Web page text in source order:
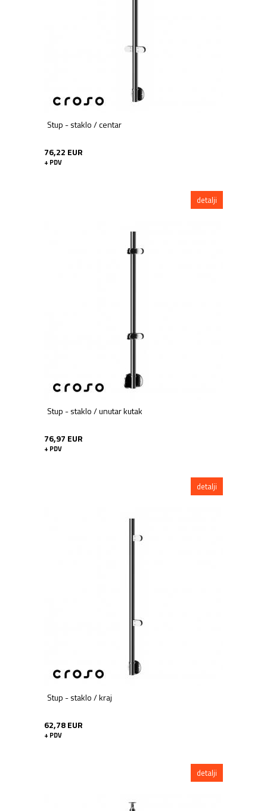
Stup - staklo / centar
76,22 EUR
+ PDV
detalji
Stup - staklo / unutar kutak
76,97 EUR
+ PDV
detalji
Stup - staklo / kraj
62,78 EUR
+ PDV
detalji